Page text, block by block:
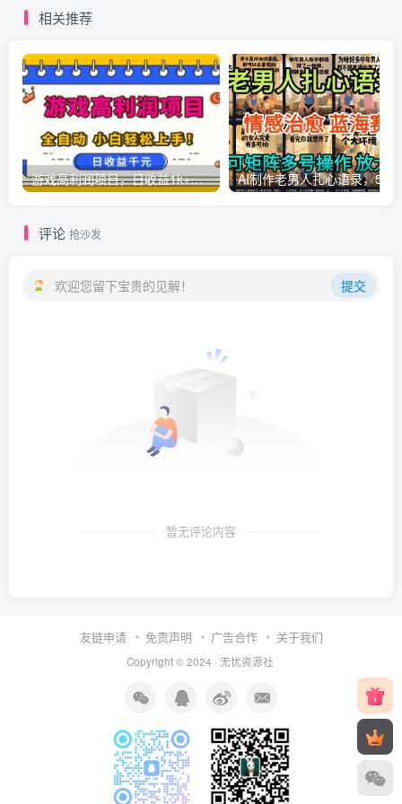
相关推荐
游戏高利润项目，日收益1k+，全自动，无需值守，解放双手，小白轻松上手【揭秘】
评论 抢沙发
欢迎您留下宝贵的见解！ 提交
暂无评论内容
友链申请 免责声明 广告合作 关于我们
Copyright © 2024 · 无忧资源社